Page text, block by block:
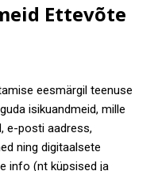
Ettevõte
eesmärgil teenuse
isikuandmeid, mille
e-posti aadress,
ning digitaalsete
info (nt küpsised ja